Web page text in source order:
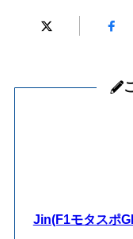
Jin(F1モタスポ